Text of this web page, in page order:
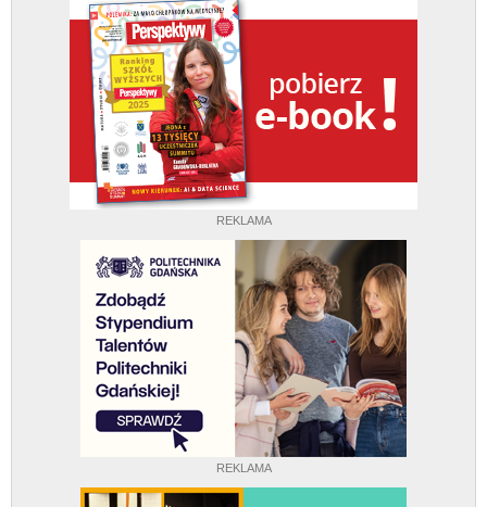
REKLAMA
REKLAMA